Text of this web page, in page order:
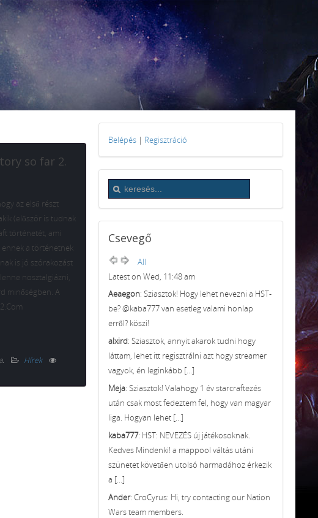
so far 2.
az első részt
(először is tudnak
történetét, ami
a történetnek
is jó szórakozást
nosztalgiázni,
minőségben. A
.
Hírek
Belépés | Regisztráció
Csevegő
All
Latest on Wed, 11:48 am
Aeaegon: Sziasztok! Hogy lehet nevezni a HST-
be? @kaba777 van esetleg valami honlap
erről? köszi!
alxird: Sziasztok, annyit akarok tudni hogy
láttam, lehet itt regisztrálni azt hogy streamer
vagyok, én leginkább [...]
Meja: Sziasztok! Valahogy 1 év starcraftezés
után csak most fedeztem fel, hogy van magyar
liga. Hogyan lehet [...]
kaba777: HST: NEVEZÉS új játékosoknak.
Kedves Mindenki! a mappool váltás utáni
szünetet követően utolsó harmadához érkezik
a [...]
Ander: CroCyrus: Hi, try contacting our Nation
Wars team members.